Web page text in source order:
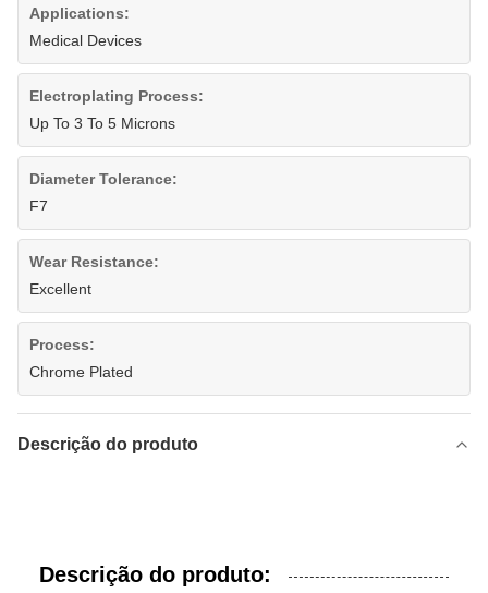
Applications:
Medical Devices
Electroplating Process:
Up To 3 To 5 Microns
Diameter Tolerance:
F7
Wear Resistance:
Excellent
Process:
Chrome Plated
Descrição do produto
Descrição do produto: